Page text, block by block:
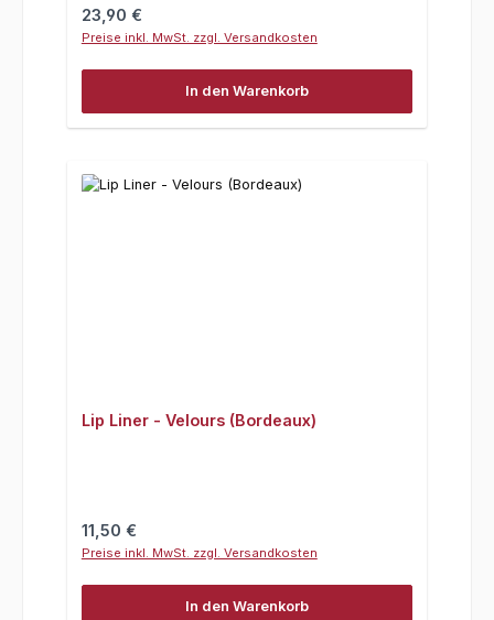
Regulärer Preis:
23,90 €
Preise inkl. MwSt. zzgl. Versandkosten
In den Warenkorb
Lip Liner - Velours (Bordeaux)
Regulärer Preis:
11,50 €
Preise inkl. MwSt. zzgl. Versandkosten
In den Warenkorb